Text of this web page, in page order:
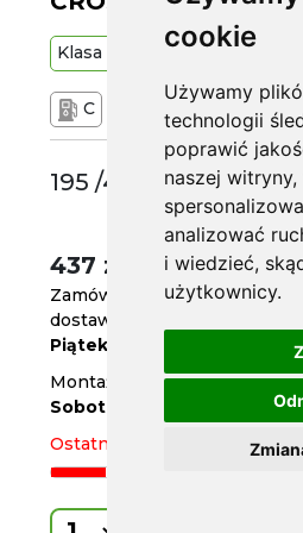
cookie
Używamy
technologii
poprawić
naszej
analizować
i wiedzieć,
użytkownicy.
Klasa Premium 84
C 69
195 /45 R16
437 zł
Zamów do
godz. 14
dostawa już jutro
Piątek
Montaż w serwisie za 2 dni
Sobota
Ostatnia sztuka